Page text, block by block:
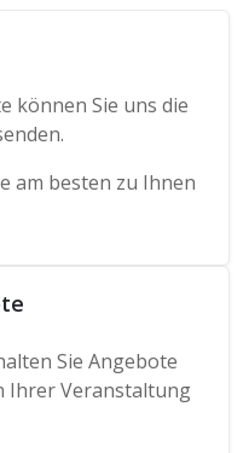
können Sie uns die
am besten zu Ihnen
Sie Angebote
Ihrer Veranstaltung